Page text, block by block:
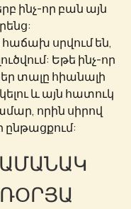
ինչ-որ բան այն
հաճախ սրվում են,
Եթե ​​ինչ-որ
տալը հիանալի
և այն հատուկ
որին սիրով
ընթացքում: